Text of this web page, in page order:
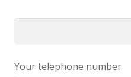
Your telephone number